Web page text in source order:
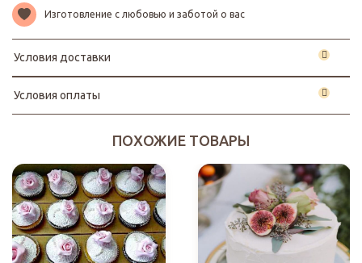
Изготовление с любовью и заботой о вас
Условия доставки
Условия оплаты
ПОХОЖИЕ ТОВАРЫ